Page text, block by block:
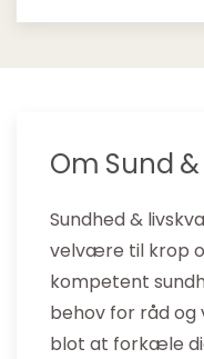
Om Sund &
Sundhed &
velvære til krop
kompetent
behov for råd og
blot at forkæle